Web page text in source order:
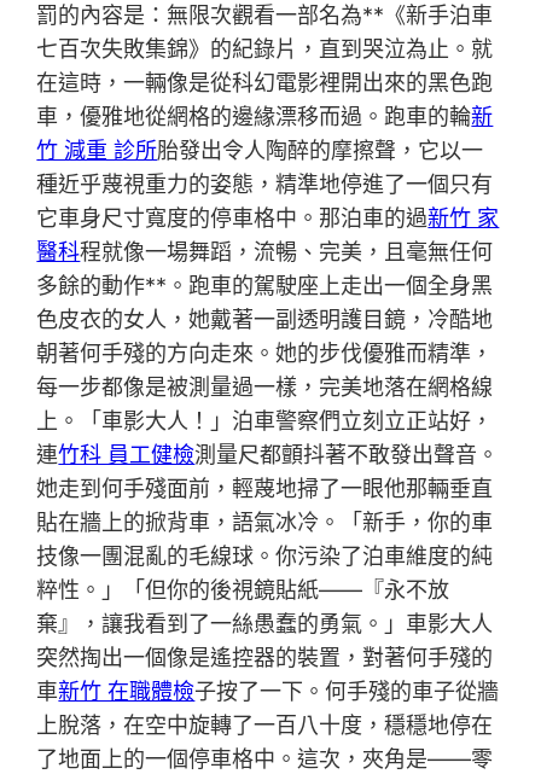
罰的內容是：無限次觀看一部名為**《新手泊車
七百次失敗集錦》的紀錄片，直到哭泣為止。就
在這時，一輛像是從科幻電影裡開出來的黑色跑
車，優雅地從網格的邊緣漂移而過。跑車的輪新
竹 減重 診所胎發出令人陶醉的摩擦聲，它以一
種近乎蔑視重力的姿態，精準地停進了一個只有
它車身尺寸寬度的停車格中。那泊車的過新竹 家
醫科程就像一場舞蹈，流暢、完美，且毫無任何
多餘的動作**。跑車的駕駛座上走出一個全身黑
色皮衣的女人，她戴著一副透明護目鏡，冷酷地
朝著何手殘的方向走來。她的步伐優雅而精準，
每一步都像是被測量過一樣，完美地落在網格線
上。「車影大人！」泊車警察們立刻立正站好，
連竹科 員工健檢測量尺都顫抖著不敢發出聲音。
她走到何手殘面前，輕蔑地掃了一眼他那輛垂直
貼在牆上的掀背車，語氣冰冷。「新手，你的車
技像一團混亂的毛線球。你污染了泊車維度的純
粹性。」「但你的後視鏡貼紙——『永不放
棄』，讓我看到了一絲愚蠢的勇氣。」車影大人
突然掏出一個像是遙控器的裝置，對著何手殘的
車新竹 在職體檢子按了一下。何手殘的車子從牆
上脫落，在空中旋轉了一百八十度，穩穩地停在
了地面上的一個停車格中。這次，夾角是——零